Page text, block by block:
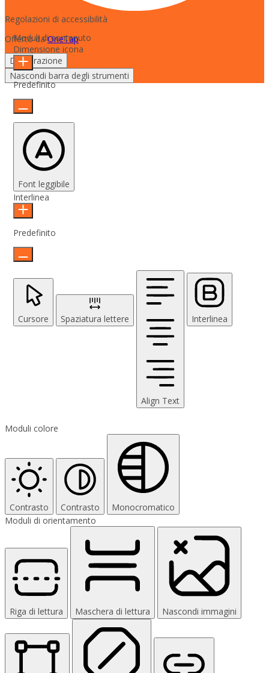
Regolazioni di accessibilità
Offerto daOneTap
Dichiarazione
Nascondi barra degli strumenti
Moduli di contenuto
Dimensione icona
Predefinito
Font leggibile
Interlinea
Predefinito
Cursore Spaziatura lettere
Align Text
Interlinea
Moduli colore
Contrasto Contrasto
Monocromatico
Moduli di orientamento
Riga di lettura Maschera di lettura Nascondi immagini